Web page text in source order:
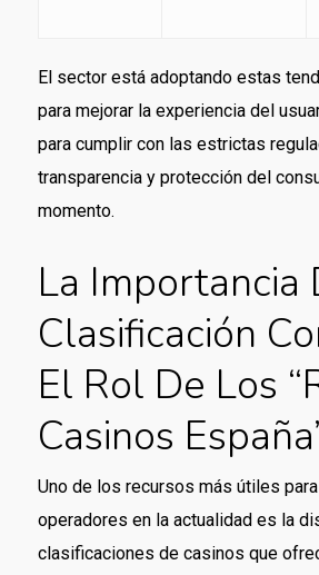
El sector está adoptando estas
para mejorar la experiencia del
para cumplir con las estrictas
transparencia y protección del
momento.
La Importancia
Clasificación
El Rol De Los
Casinos
Uno de los recursos más útiles
operadores en la actualidad es la
clasificaciones de casinos que